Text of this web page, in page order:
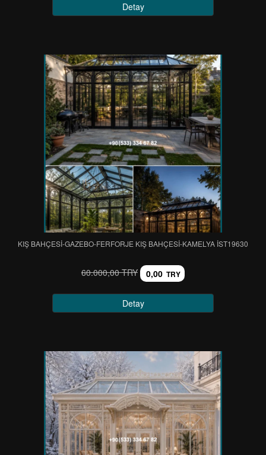
Detay
KIŞ BAHÇESİ-GAZEBO-FERFORJE KIŞ BAHÇESİ-KAMELYA IST19630
60.000,00 TRY 0,00 TRY
Detay